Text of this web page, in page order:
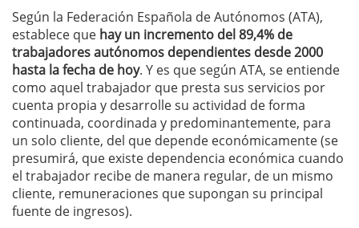
Según la Federación Española de Autónomos (ATA),
establece que hay un incremento del 89,4% de
trabajadores autónomos dependientes desde 2000
hasta la fecha de hoy. Y es que según ATA, se entiende
como aquel trabajador que presta sus servicios por
cuenta propia y desarrolle su actividad de forma
continuada, coordinada y predominantemente, para
un solo cliente, del que depende económicamente (se
presumirá, que existe dependencia económica cuando
el trabajador recibe de manera regular, de un mismo
cliente, remuneraciones que supongan su principal
fuente de ingresos).